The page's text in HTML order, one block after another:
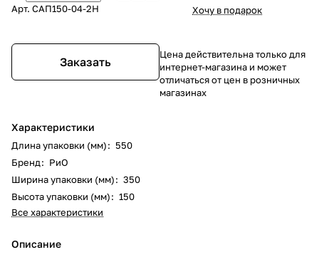
Арт. САП150-04-2Н
Заказать
Характеристики
Длина упаковки (мм): 550
Бренд: РиО
Ширина упаковки (мм): 350
Высота упаковки (мм): 150
Все характеристики
Описание
Хочу в подарок
Цена действительна только для
интернет-магазина и может
отличаться от цен в розничных
магазинах